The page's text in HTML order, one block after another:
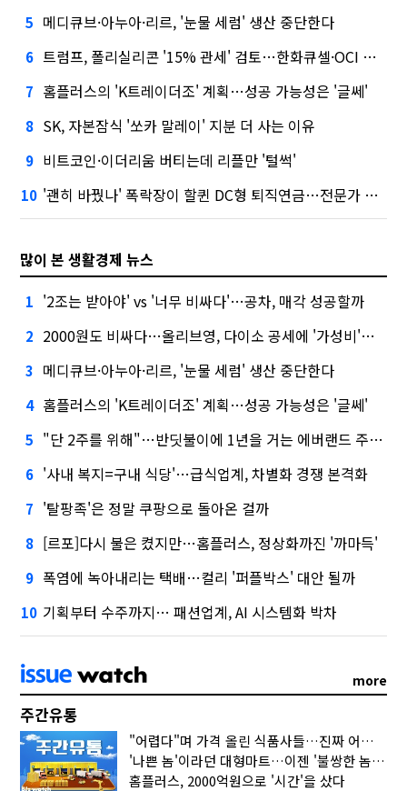
5 메디큐브·아누아·리르, '눈물 세럼' 생산 중단한다
6 트럼프, 폴리실리콘 '15% 관세' 검토…한화큐셀·OCI 영향은?
7 홈플러스의 'K트레이더조' 계획…성공 가능성은 '글쎄'
8 SK, 자본잠식 '쏘카 말레이' 지분 더 사는 이유
9 비트코인·이더리움 버티는데 리플만 '털썩'
10 '괜히 바꿨나' 폭락장이 할퀸 DC형 퇴직연금…전문가 조언은
많이 본 생활경제 뉴스
1 '2조는 받아야' vs '너무 비싸다'…공차, 매각 성공할까
2 2000원도 비싸다…올리브영, 다이소 공세에 '가성비'로 맞불
3 메디큐브·아누아·리르, '눈물 세럼' 생산 중단한다
4 홈플러스의 'K트레이더조' 계획…성공 가능성은 '글쎄'
5 "단 2주를 위해"…반딧불이에 1년을 거는 에버랜드 주키퍼
6 '사내 복지=구내 식당'…급식업계, 차별화 경쟁 본격화
7 '탈팡족'은 정말 쿠팡으로 돌아온 걸까
8 [르포]다시 불은 켰지만…홈플러스, 정상화까진 '까마득'
9 폭염에 녹아내리는 택배…컬리 '퍼플박스' 대안 될까
10 기획부터 수주까지… 패션업계, AI 시스템화 박차
more
주간유통
"어렵다"며 가격 올린 식품사들…진짜 어려운 거 맞아?
'나쁜 놈'이라던 대형마트…이젠 '불쌍한 놈' 됐다
홈플러스, 2000억원으로 '시간'을 샀다